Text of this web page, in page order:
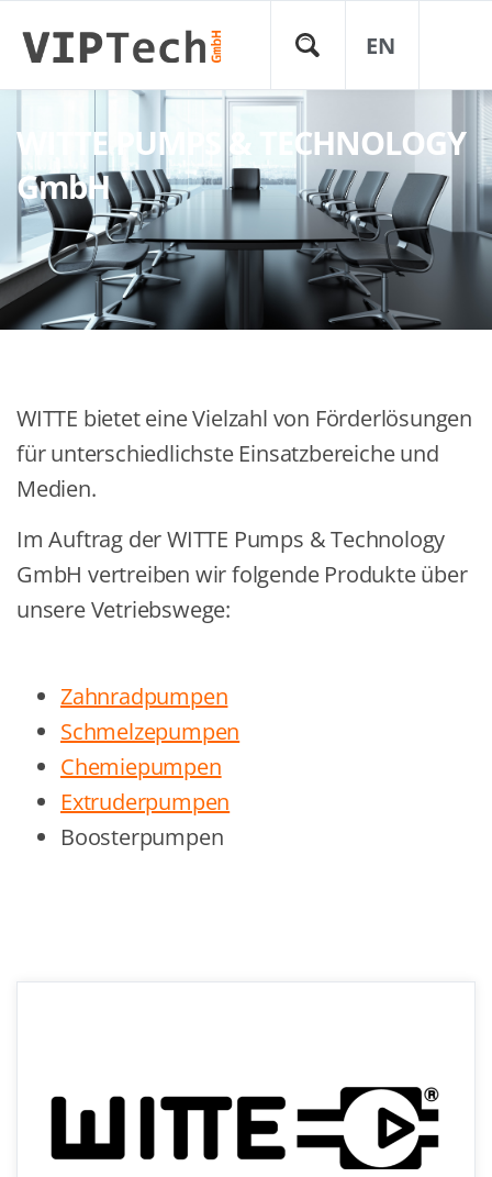
EN
WITTE PUMPS & TECHNOLOGY
GmbH
WITTE bietet eine Vielzahl von Förderlösungen
für unterschiedlichste Einsatzbereiche und
Medien.
Im Auftrag der WITTE Pumps & Technology
GmbH vertreiben wir folgende Produkte über
unsere Vetriebswege:
Zahnradpumpen
Schmelzepumpen
Chemiepumpen
Extruderpumpen
Boosterpumpen